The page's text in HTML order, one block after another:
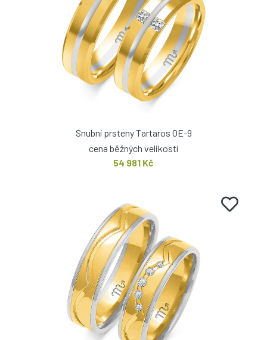
Snubní prsteny Tartaros OE-9
cena běžných velikostí
54 981 Kč